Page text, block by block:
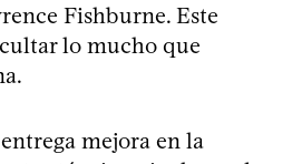
Fishburne. Este
lo mucho que
mejora en la